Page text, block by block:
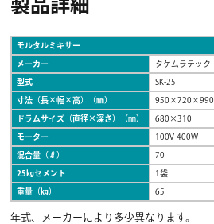
製品詳細
モルタルミキサー
メーカー タケムラテック
型式 SK-25
寸法（長×幅×高）（㎜） 950×720×990
ドラムサイズ（直径×深さ）（㎜） 680×310
モーター 100V-400W
混合量（ℓ） 70
25㎏セメント 1袋
重量（㎏） 65
年式、メーカーにより多少異なります。